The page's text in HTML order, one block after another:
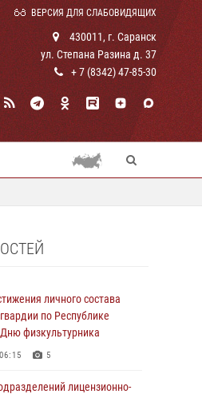
ВЕРСИЯ ДЛЯ СЛАБОВИДЯЩИХ
430011, г. Саранск
ул. Степана Разина д. 37
+ 7 (8342) 47-85-30
личного состава
по Республике
физкультурника
5
лицензионно-